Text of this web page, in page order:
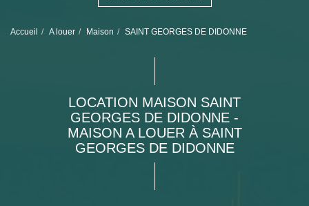
Accueil A louer Maison SAINT GEORGES DE DIDONNE
LOCATION MAISON SAINT
GEORGES DE DIDONNE -
MAISON A LOUER À SAINT
GEORGES DE DIDONNE